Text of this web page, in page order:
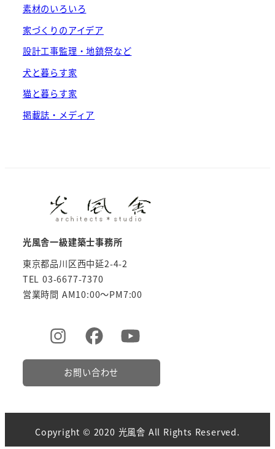
素材のいろいろ
家づくりのアイデア
設計工事監理・地鎮祭など
犬と暮らす家
猫と暮らす家
掲載誌・メディア
光風舎一級建築士事務所
東京都品川区西中延2-4-2
TEL 03-6677-7370
営業時間 AM10:00～PM7:00
お問い合わせ
Copyright © 2020 光風舎 All Rights Reserved.